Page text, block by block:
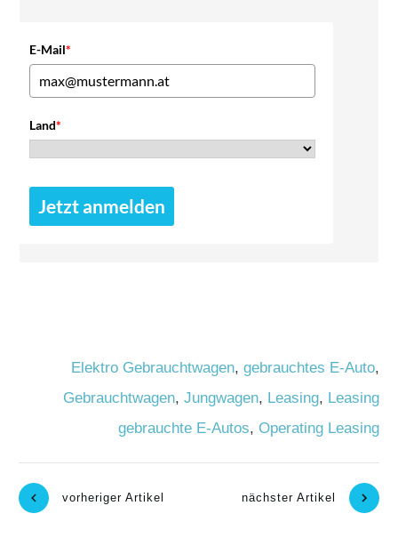
E-Mail*
Land*
Jetzt anmelden
Elektro Gebrauchtwagen, gebrauchtes E-Auto,
Gebrauchtwagen, Jungwagen, Leasing, Leasing
gebrauchte E-Autos, Operating Leasing
vorheriger Artikel nächster Artikel